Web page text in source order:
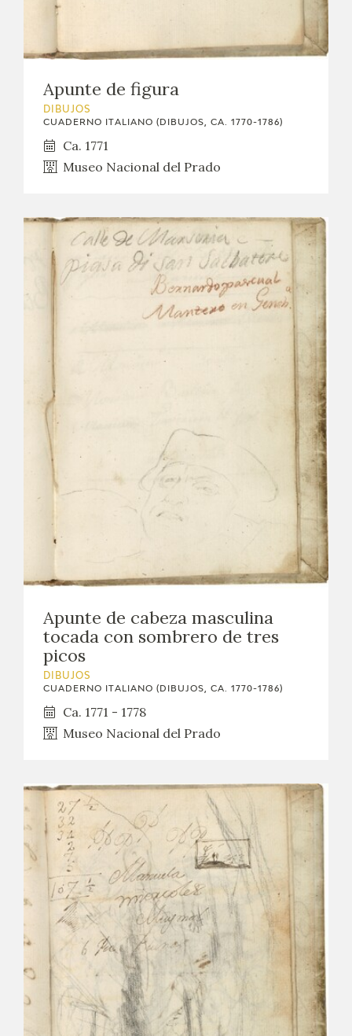
Apunte de figura
DIBUJOS
CUADERNO ITALIANO (DIBUJOS, CA. 1770-1786)
Ca. 1771
Museo Nacional del Prado
Apunte de cabeza masculina
tocada con sombrero de tres
picos
DIBUJOS
CUADERNO ITALIANO (DIBUJOS, CA. 1770-1786)
Ca. 1771 - 1778
Museo Nacional del Prado